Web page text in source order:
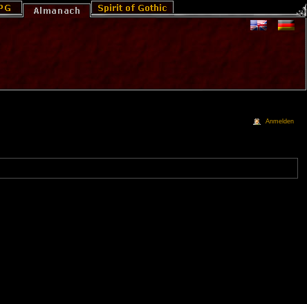
Anmelden